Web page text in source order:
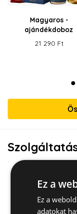
Magyaros -
ajándékdoboz
21 290 Ft
Ez a
Ez a
adatokat